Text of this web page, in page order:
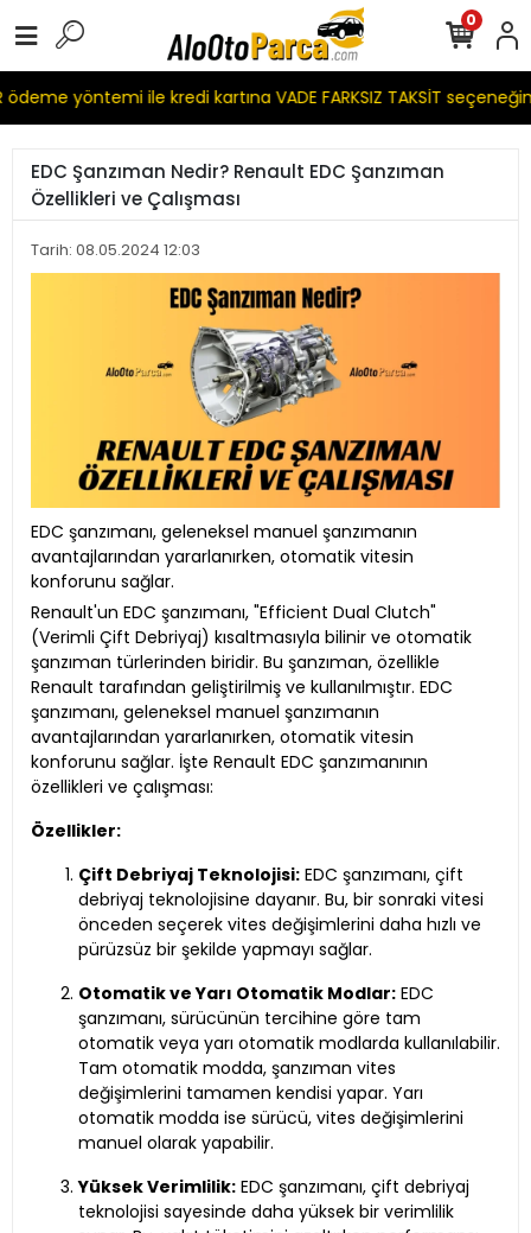
ödeme yöntemi ile kredi kartına VADE FARKSIZ TAKSİT
0
EDC Şanzıman Nedir? Renault EDC Şanzıman
Özellikleri ve Çalışması
Tarih: 08.05.2024 12:03
EDC şanzımanı, geleneksel manuel şanzımanın
avantajlarından yararlanırken, otomatik vitesin
konforunu sağlar.
Renault'un EDC şanzımanı, "Efficient Dual Clutch"
(Verimli Çift Debriyaj) kısaltmasıyla bilinir ve otomatik
şanzıman türlerinden biridir. Bu şanzıman, özellikle
Renault tarafından geliştirilmiş ve kullanılmıştır. EDC
şanzımanı, geleneksel manuel şanzımanın
avantajlarından yararlanırken, otomatik vitesin
konforunu sağlar. İşte Renault EDC şanzımanının
özellikleri ve çalışması:
Özellikler:
Çift Debriyaj Teknolojisi: EDC şanzımanı, çift
debriyaj teknolojisine dayanır. Bu, bir sonraki vitesi
önceden seçerek vites değişimlerini daha hızlı ve
pürüzsüz bir şekilde yapmayı sağlar.
Otomatik ve Yarı Otomatik Modlar: EDC
şanzımanı, sürücünün tercihine göre tam
otomatik veya yarı otomatik modlarda kullanılabilir.
Tam otomatik modda, şanzıman vites
değişimlerini tamamen kendisi yapar. Yarı
otomatik modda ise sürücü, vites değişimlerini
manuel olarak yapabilir.
Yüksek Verimlilik: EDC şanzımanı, çift debriyaj
teknolojisi sayesinde daha yüksek bir verimlilik